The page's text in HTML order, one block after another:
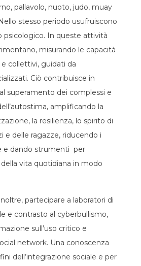
pallavolo, nuoto, judo, muay
stesso periodo usufruiscono
psicologico. In queste attività
misurando le capacità
collettivi, guidati da
Ciò contribuisce in
superamento dei complessi e
amplificando la
la resilienza, lo spirito di
e delle ragazze, riducendo i
e dando strumenti per
vita quotidiana in modo
partecipare a laboratori di
e contrasto al cyberbullismo,
sull’uso critico e
network. Una conoscenza
dell’integrazione sociale e per